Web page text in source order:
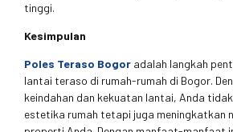
tinggi.
Kesimpulan
Poles Teraso Bogor adalah langkah
lantai teraso di rumah-rumah di Bogor.
keindahan dan kekuatan lantai, Anda
estetika rumah tetapi juga meningkatkan